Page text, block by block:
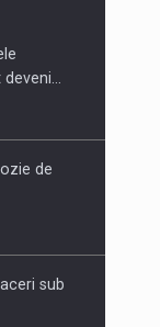
de
sub